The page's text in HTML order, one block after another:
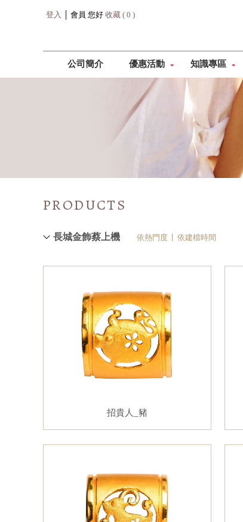
登入 │ 會員 您好 收藏 ( 0 )
公司簡介 優惠活動 知識專區
PRODUCTS
長城金飾蔡上機 依熱門度 依建檔時間
招貴人_豬